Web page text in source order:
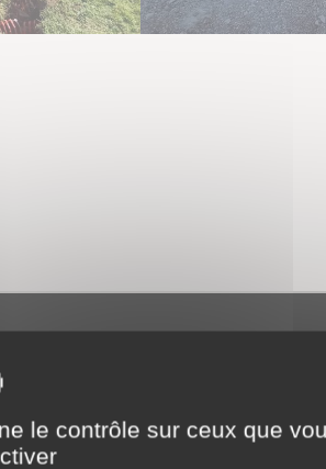
le contrôle sur ceux que